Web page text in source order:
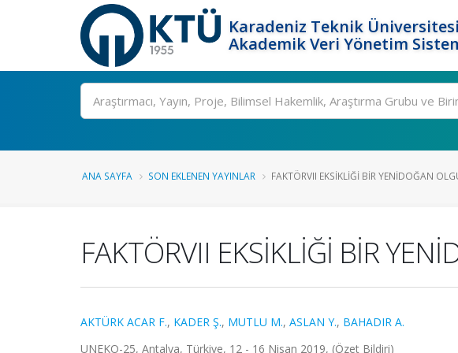
Karadeniz Teknik Üniversitesi
Akademik Veri Yönetim
Ara
ANA SAYFA SON EKLENEN YAYINLAR FAKTÖRVII EKSİKLİĞİ BİR YENİDOĞAN
FAKTÖRVII EKSİKLİĞİ BİR
AKTÜRK ACAR F., KADER Ş., MUTLU M., ASLAN Y., BAHADIR A.
UNEKO-25, Antalya, Türkiye, 12 - 16 Nisan 2019, (Özet Bildiri)